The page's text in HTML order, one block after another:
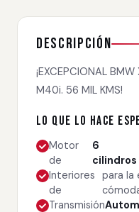
Descripción
¡EXCEPCIONAL
M40i. 56 MIL KMS!
Lo que lo hace
Motor
de
6
cilindros
Interiores
de
para la
Transmisión